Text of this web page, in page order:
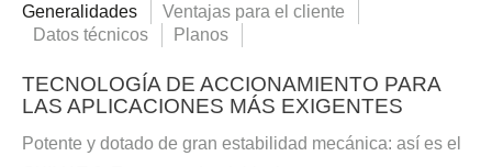
Generalidades
Ventajas para el cliente
Datos técnicos
Planos
TECNOLOGÍA DE ACCIONAMIENTO PARA
LAS APLICACIONES MÁS EXIGENTES
Potente y dotado de gran estabilidad mecánica: así es el